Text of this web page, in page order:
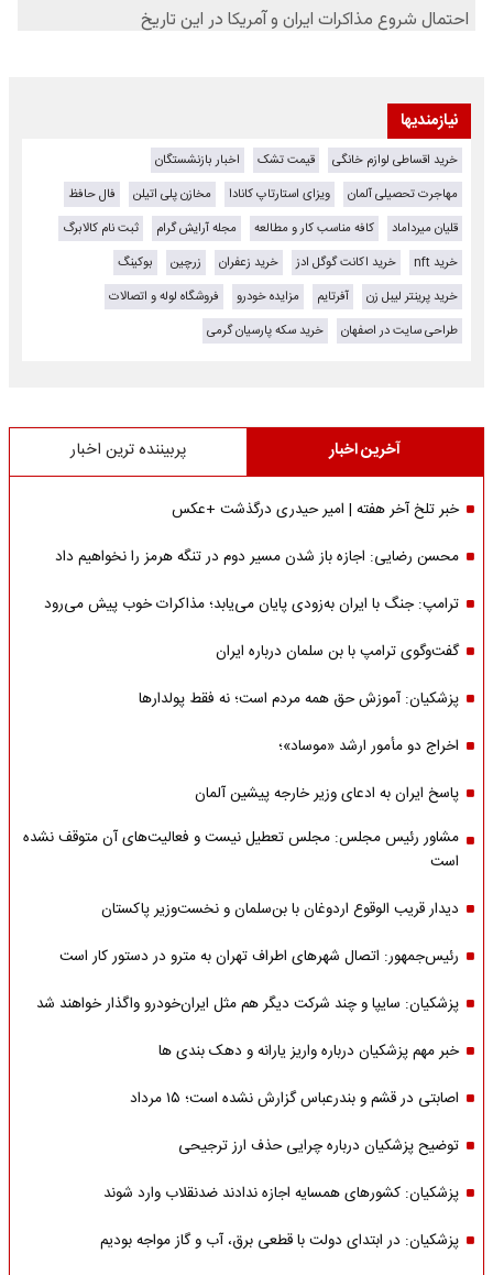
نیازمندیها
خرید اقساطی لوازم خانگی قیمت تشک
اخبار بازنشستگان
مهاجرت تحصیلی آلمان
ویزای استارتاپ کانادا مخازن پلی اتیلن
فال حافظ
قلیان میرداماد
کافه مناسب کار و مطالعه مجله آرایش گرام
ثبت نام کالابرگ
خرید nft
خرید اکانت گوگل ادز خرید زعفران زرچین
بوکینگ
خرید پرینتر لیبل زن
آفرتایم مزایده خودرو
فروشگاه لوله و اتصالات
طراحی سایت در اصفهان
خرید سکه پارسیان گرمی
آخرین اخبار پربیننده ترین اخبار
خبر تلخ آخر هفته | امیر حیدری درگذشت +عکس
محسن رضایی: اجازه باز شدن مسیر دوم در تنگه هرمز را نخواهیم داد
ترامپ: جنگ با ایران به‌زودی پایان می‌یابد؛ مذاکرات خوب پیش می‌رود
گفت‌وگوی ترامپ با بن سلمان درباره ایران
پزشکیان: آموزش حق همه مردم است؛ نه فقط پولدارها
اخراج دو مأمور ارشد «موساد»؛
پاسخ ایران به ادعای وزیر خارجه پیشین آلمان
مشاور رئیس مجلس: مجلس تعطیل نیست و فعالیت‌های آن متوقف نشده
است
دیدار قریب الوقوع اردوغان با بن‌سلمان و نخست‌وزیر پاکستان
رئیس‌جمهور: اتصال شهرهای اطراف تهران به مترو در دستور کار است
پزشکیان: سایپا و چند شرکت دیگر هم مثل ایران‌خودرو واگذار خواهند شد
خبر مهم پزشکیان درباره واریز یارانه و دهک بندی ها
اصابتی در قشم و بندرعباس گزارش نشده است؛ ۱۵ مرداد
توضیح پزشکیان درباره چرایی حذف ارز ترجیحی
پزشکیان: کشورهای همسایه اجازه ندادند ضدنقلاب وارد شوند
پزشکیان: در ابتدای دولت با قطعی برق، آب و گاز مواجه بودیم